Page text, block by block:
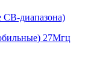
диапазона)
27Мгц